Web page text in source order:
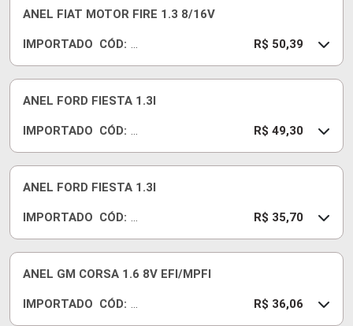
ANEL FIAT MOTOR FIRE 1.3 8/16V
IMPORTADO CÓD: R
25
93
40
R$ 50,39
ANEL FORD FIESTA 1.3I
IMPORTADO CÓD: R
59
60
S
D
R$ 49,30
ANEL FORD FIESTA 1.3I
IMPORTADO CÓD: R
59
60
50
R$ 35,70
ANEL GM CORSA 1.6 8V EFI/MPFI
IMPORTADO CÓD: R
R$ 36,06